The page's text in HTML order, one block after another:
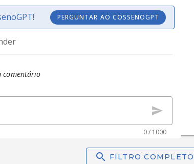
PERGUNTAR AO COSSENOGPT
comentário
0 / 1000
FILTRO COMPLETO